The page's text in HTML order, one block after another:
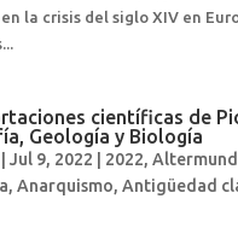
la crisis del siglo XIV en
científicas de
Geología y Biología
Jul 9, 2022 2022,
, Anarquismo, Antigüedad